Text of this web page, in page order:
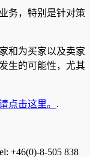
务，特别是针对策
和为买家以及卖家
生的可能性，尤其
点击这里。 .
+46(0)-8-505 838